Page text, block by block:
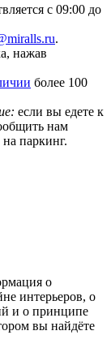
с 09:00 до
.
нажав
более 100
если вы едете к
нам
паркинг.
о
интерьеров, о
и о принципе
вы найдёте